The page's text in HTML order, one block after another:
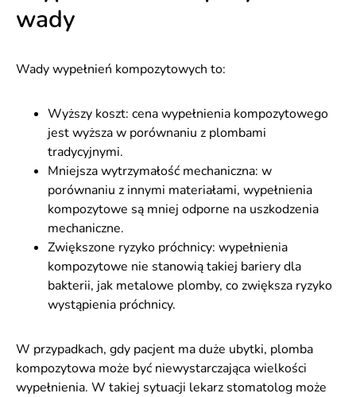
wady
Wady wypełnień kompozytowych to:
Wyższy koszt: cena wypełnienia kompozytowego
jest wyższa w porównaniu z plombami
tradycyjnymi.
Mniejsza wytrzymałość mechaniczna: w
porównaniu z innymi materiałami, wypełnienia
kompozytowe są mniej odporne na uszkodzenia
mechaniczne.
Zwiększone ryzyko próchnicy: wypełnienia
kompozytowe nie stanowią takiej bariery dla
bakterii, jak metalowe plomby, co zwiększa ryzyko
wystąpienia próchnicy.
W przypadkach, gdy pacjent ma duże ubytki, plomba
kompozytowa może być niewystarczająca wielkości
wypełnienia. W takiej sytuacji lekarz stomatolog może